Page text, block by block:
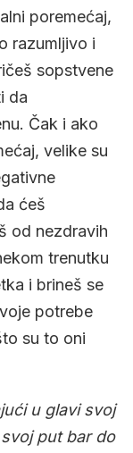
poremećaj,
razumljivo i
sopstvene
da
Čak i ako
velike su
ćeš
od nezdravih
trenutku
i brineš se
potrebe
su to oni
u glavi svoj
put bar do